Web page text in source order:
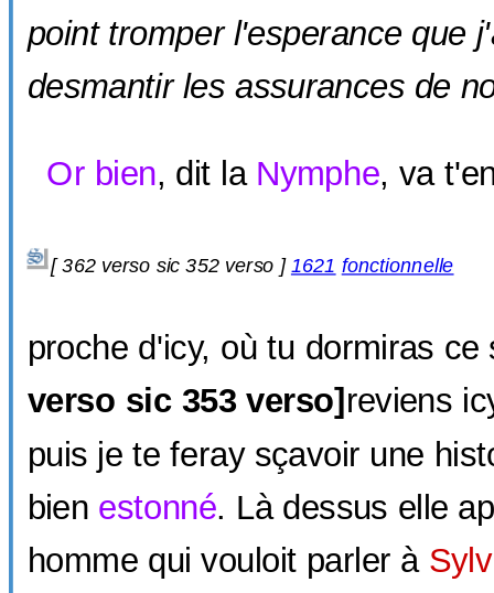
pointtromper l'esperance que
desmantirles assurances de
Or bien, dit la Nymphe, va
[362 verso sic 352 verso ]1621 fonctionnelle
proche d'icy, où tu dormiras
verso sic353 verso] reviens
puis je te feray sçavoir une
bien estonné. Là dessus elle
homme qui vouloit parler à